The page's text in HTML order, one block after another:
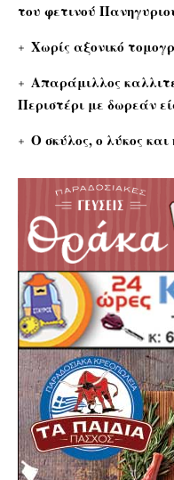
του φετινού
Χωρίς αξονικό
Απαράμιλλος
Περιστέρι με δωρεάν
Ο σκύλος, ο λύκος